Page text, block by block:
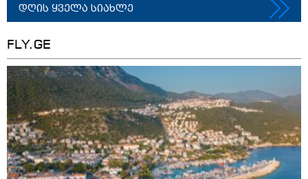
მნიშვნელოვანი ინფორმაცია
დღის ყველა სიახლე
FLY.GE